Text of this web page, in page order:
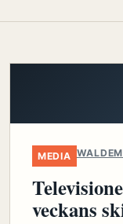
MEDIA
veckans